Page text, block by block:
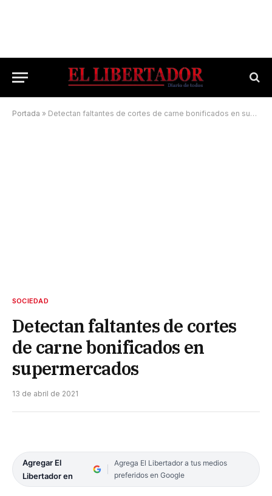
Portada » Detectan faltantes de cortes de carne bonificados en supermercados
SOCIEDAD
Detectan faltantes de cortes
de carne bonificados en
supermercados
13 de abril de 2021
Agregar El
Libertador en
Agrega El Libertador a tus medios
preferidos en Google